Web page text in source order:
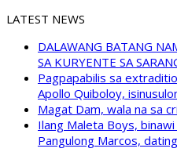
LATEST NEWS
DALAWANG BATANG
SA KURYENTE SA
Pagpapabilis sa
Apollo Quiboloy,
Magat Dam, wala na sa
Ilang Maleta Boys,
Pangulong Marcos,